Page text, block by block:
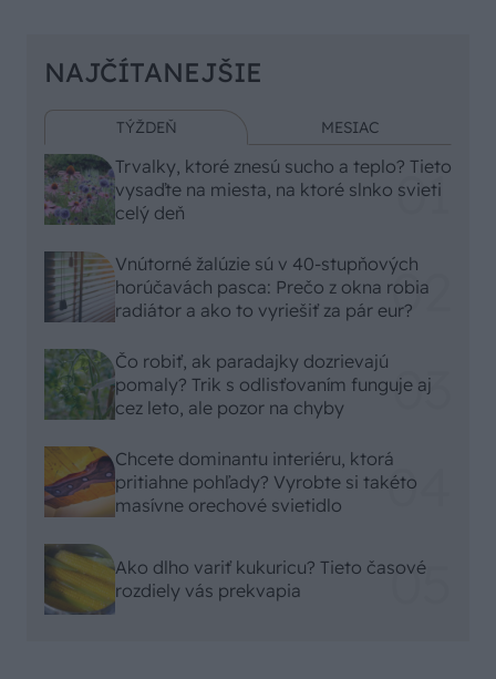
NAJČÍTANEJŠIE
TÝŽDEŇ MESIAC
Trvalky, ktoré znesú sucho a teplo? Tieto
vysaďte na miesta, na ktoré slnko svieti
celý deň
Vnútorné žalúzie sú v 40-stupňových
horúčavách pasca: Prečo z okna robia
radiátor a ako to vyriešiť za pár eur?
Čo robiť, ak paradajky dozrievajú
pomaly? Trik s odlisťovaním funguje aj
cez leto, ale pozor na chyby
Chcete dominantu interiéru, ktorá
pritiahne pohľady? Vyrobte si takéto
masívne orechové svietidlo
Ako dlho variť kukuricu? Tieto časové
rozdiely vás prekvapia